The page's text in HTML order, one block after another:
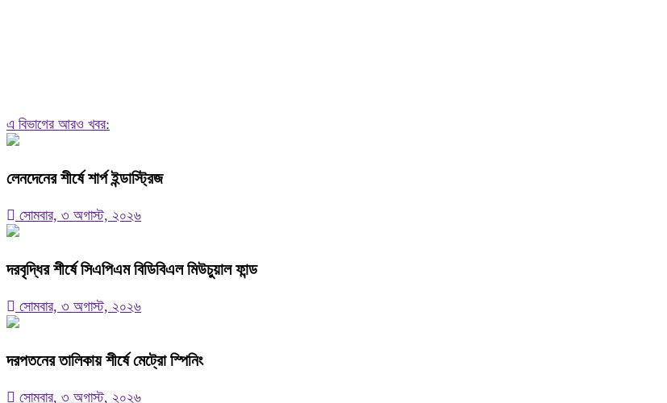
এ বিভাগের আরও খবর:
লেনদেনের শীর্ষে শার্প ইন্ডাস্ট্রিজ
সোমবার, ৩ অগাস্ট, ২০২৬
দরবৃদ্ধির শীর্ষে সিএপিএম বিডিবিএল মিউচুয়াল ফান্ড
সোমবার, ৩ অগাস্ট, ২০২৬
দরপতনের তালিকায় শীর্ষে মেট্রো স্পিনিং
সোমবার, ৩ অগাস্ট, ২০২৬